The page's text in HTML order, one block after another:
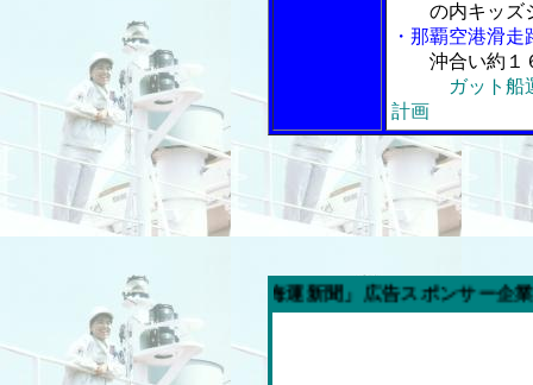
の内キッズジ
・那覇空港滑
沖合い約１
ガット船
計画
の「内航海運新聞」広告スポンサー企業